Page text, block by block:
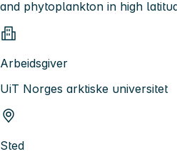
and phytoplankton in high
Arbeidsgiver
UiT Norges arktiske universitet
Sted